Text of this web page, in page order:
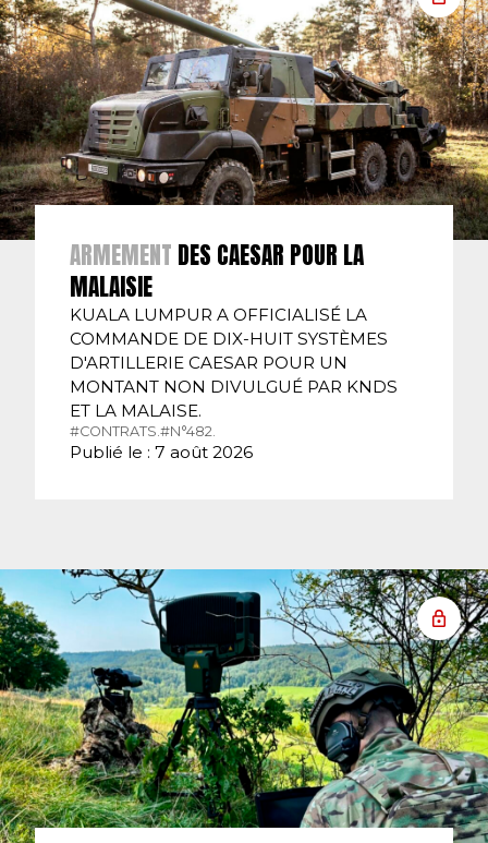
ARMEMENT DES CAESAR POUR LA
MALAISIE
KUALA LUMPUR A OFFICIALISÉ LA
COMMANDE DE DIX-HUIT SYSTÈMES
D'ARTILLERIE CAESAR POUR UN
MONTANT NON DIVULGUÉ PAR KNDS
ET LA MALAISE.
#CONTRATS. #N°482.
Publié le : 7 août 2026